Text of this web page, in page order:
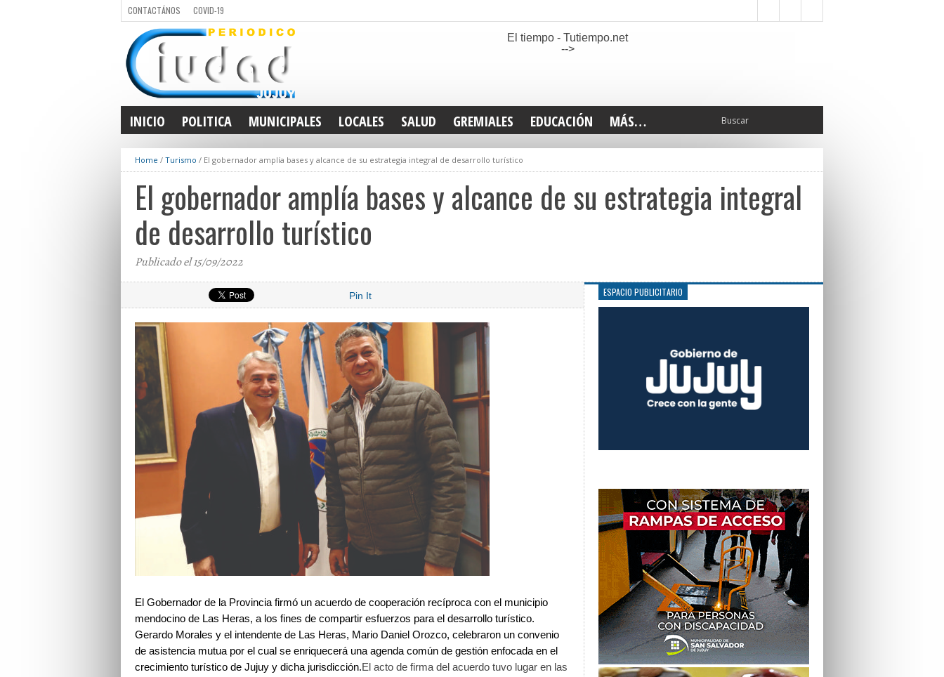
CONTACTÁNOS COVID-19
El tiempo - Tutiempo.net
-->
INICIO POLITICA MUNICIPALES LOCALES SALUD GREMIALES EDUCACIÓN MÁS…
INTERIOR
DEPORTES
ELECCIONES 2025
LEGISLATIVO
Home / Turismo / El gobernador amplía bases y alcance de su estrategia integral de desarrollo turístico
El gobernador amplía bases y alcance de su estrategia integral
de desarrollo turístico
Publicado el 15/09/2022
Pin It
El Gobernador de la Provincia firmó un acuerdo de cooperación recíproca con el municipio
mendocino de Las Heras, a los fines de compartir esfuerzos para el desarrollo turístico.
Gerardo Morales y el intendente de Las Heras, Mario Daniel Orozco, celebraron un convenio
de asistencia mutua por el cual se enriquecerá una agenda común de gestión enfocada en el
crecimiento turístico de Jujuy y dicha jurisdicción.El acto de firma del acuerdo tuvo lugar en las
ESPACIO PUBLICITARIO